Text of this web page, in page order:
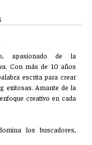
apasionado de la
Con más de 10 años
escrita para crear
exitosas. Amante de la
creativo en cada
los buscadores,